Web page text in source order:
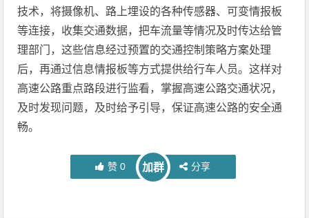
技术，将摄像机、路上埋设的各种传感器、可变情报板
等连接，收集交通数据，把车流量等情况及时传达给管
理部门，这些信息经过预置的交通控制策略方案处理
后，再通过信息情报板等方式提供给行车人员。这样对
高速公路重点路段进行监看，掌握高速公路交通状况，
及时发现问题，及时给予引导，保证高速公路的安全通
畅。
赞 0 加群 分享